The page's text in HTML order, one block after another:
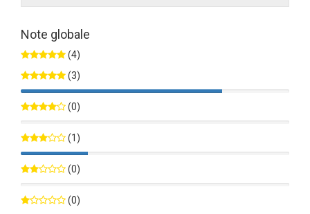
Note globale
(4)
(3)
75%
(0)
(1)
25%
(0)
(0)